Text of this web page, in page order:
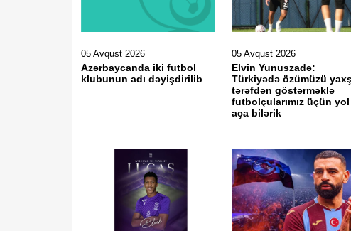
05 Avqust 2026
Azərbaycanda iki futbol
klubunun adı dəyişdirilib
05 Avqust 2026
Elvin Yunuszadə:
Türkiyədə özümüzü
tərəfdən göstərməklə
futbolçularımız üçün yol
aça bilərik